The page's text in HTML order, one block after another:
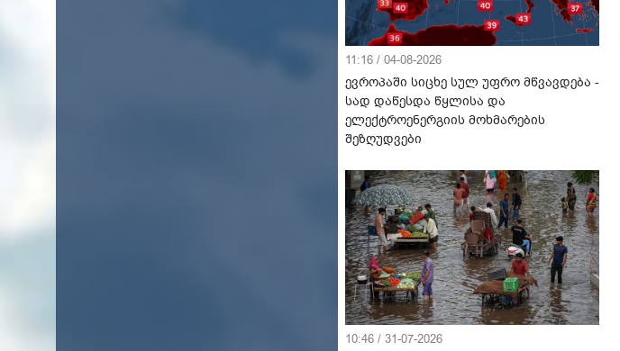
11:16 / 04-08-2026
ევროპაში სიცხე სულ უფრო მწვავდება -
სად დაწესდა წყლისა და
ელექტროენერგიის მოხმარების
შეზღუდვები
10:46 / 31-07-2026